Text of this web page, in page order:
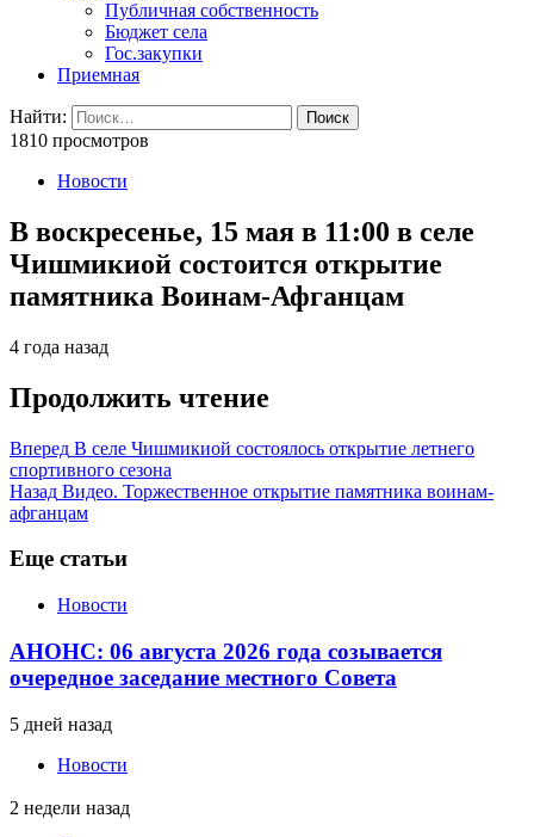
Публичная собственность
Бюджет села
Гос.закупки
Приемная
Найти:
1810 просмотров
Новости
В воскресенье, 15 мая в 11:00 в селе
Чишмикиой состоится открытие
памятника Воинам-Афганцам
4 года назад
Продолжить чтение
Вперед В селе Чишмикиой состоялось открытие летнего
спортивного сезона
Назад Видео. Торжественное открытие памятника воинам-
афганцам
Еще статьи
Новости
АНОНС: 06 августа 2026 года созывается
очередное заседание местного Совета
5 дней назад
Новости
2 недели назад